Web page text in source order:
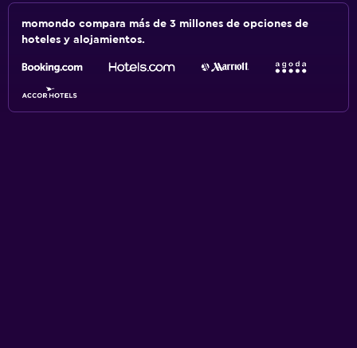
momondo compara más de 3 millones de opciones de
hoteles y alojamientos.